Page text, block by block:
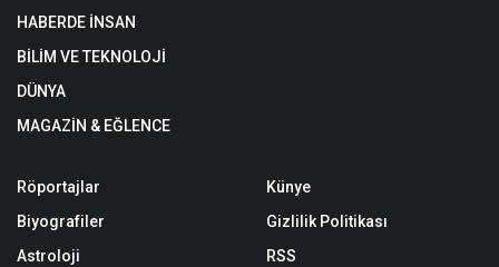
HABERDE İNSAN
BİLİM VE TEKNOLOJİ
DÜNYA
MAGAZİN & EĞLENCE
Röportajlar
Biyografiler
Astroloji
Künye
Gizlilik Politikası
RSS